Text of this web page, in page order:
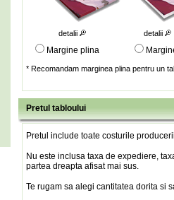
detalii detalii
Margine plina
* Recomandam marginea plina pentru un
Pretul tabloului
Pretul include toate costurile
Nu este inclusa taxa de expediere,
partea dreapta afisat mai sus.
Te rugam sa alegi cantitatea dorita si